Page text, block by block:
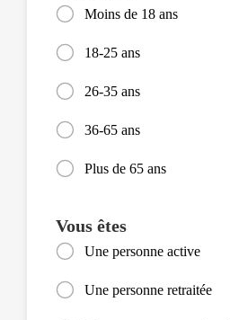
Moins de 18 ans
18-25 ans
26-35 ans
36-65 ans
Plus de 65 ans
Vous êtes
Une personne active
Une personne retraitée